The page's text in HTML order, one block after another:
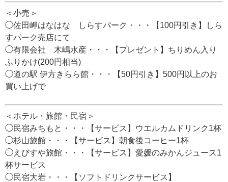
＜小売＞
◯佐田岬はなはな しらすパーク・・・【100円引き】しら
すパーク売店にて
◯有限会社 木嶋水産・・・【プレゼント】ちりめん入り
ふりかけ(200円相当)
◯道の駅 伊方きらら館・・・【50円引き】500円以上のお
買い上げで
＜ホテル・旅館・民宿＞
◯民宿みちもと・・・【サービス】ウエルカムドリンク1杯
◯杉山旅館・・・【サービス】朝食後コーヒー1杯
◯えびすや旅館・・・【サービス】愛媛のみかんジュース1
杯サービス
◯民宿大岩・・・【ソフトドリンクサービス】